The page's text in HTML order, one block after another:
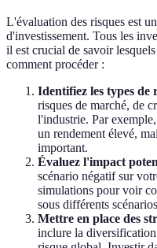
L'évaluation des risques est
d'investissement. Tous les
il est crucial de savoir
comment procéder :
Identifiez les types de
risques de marché, de
l'industrie. Par
un rendement élevé,
important.
Évaluez l'impact
scénario négatif sur
simulations pour voir
sous différents
Mettre en place des
inclure la